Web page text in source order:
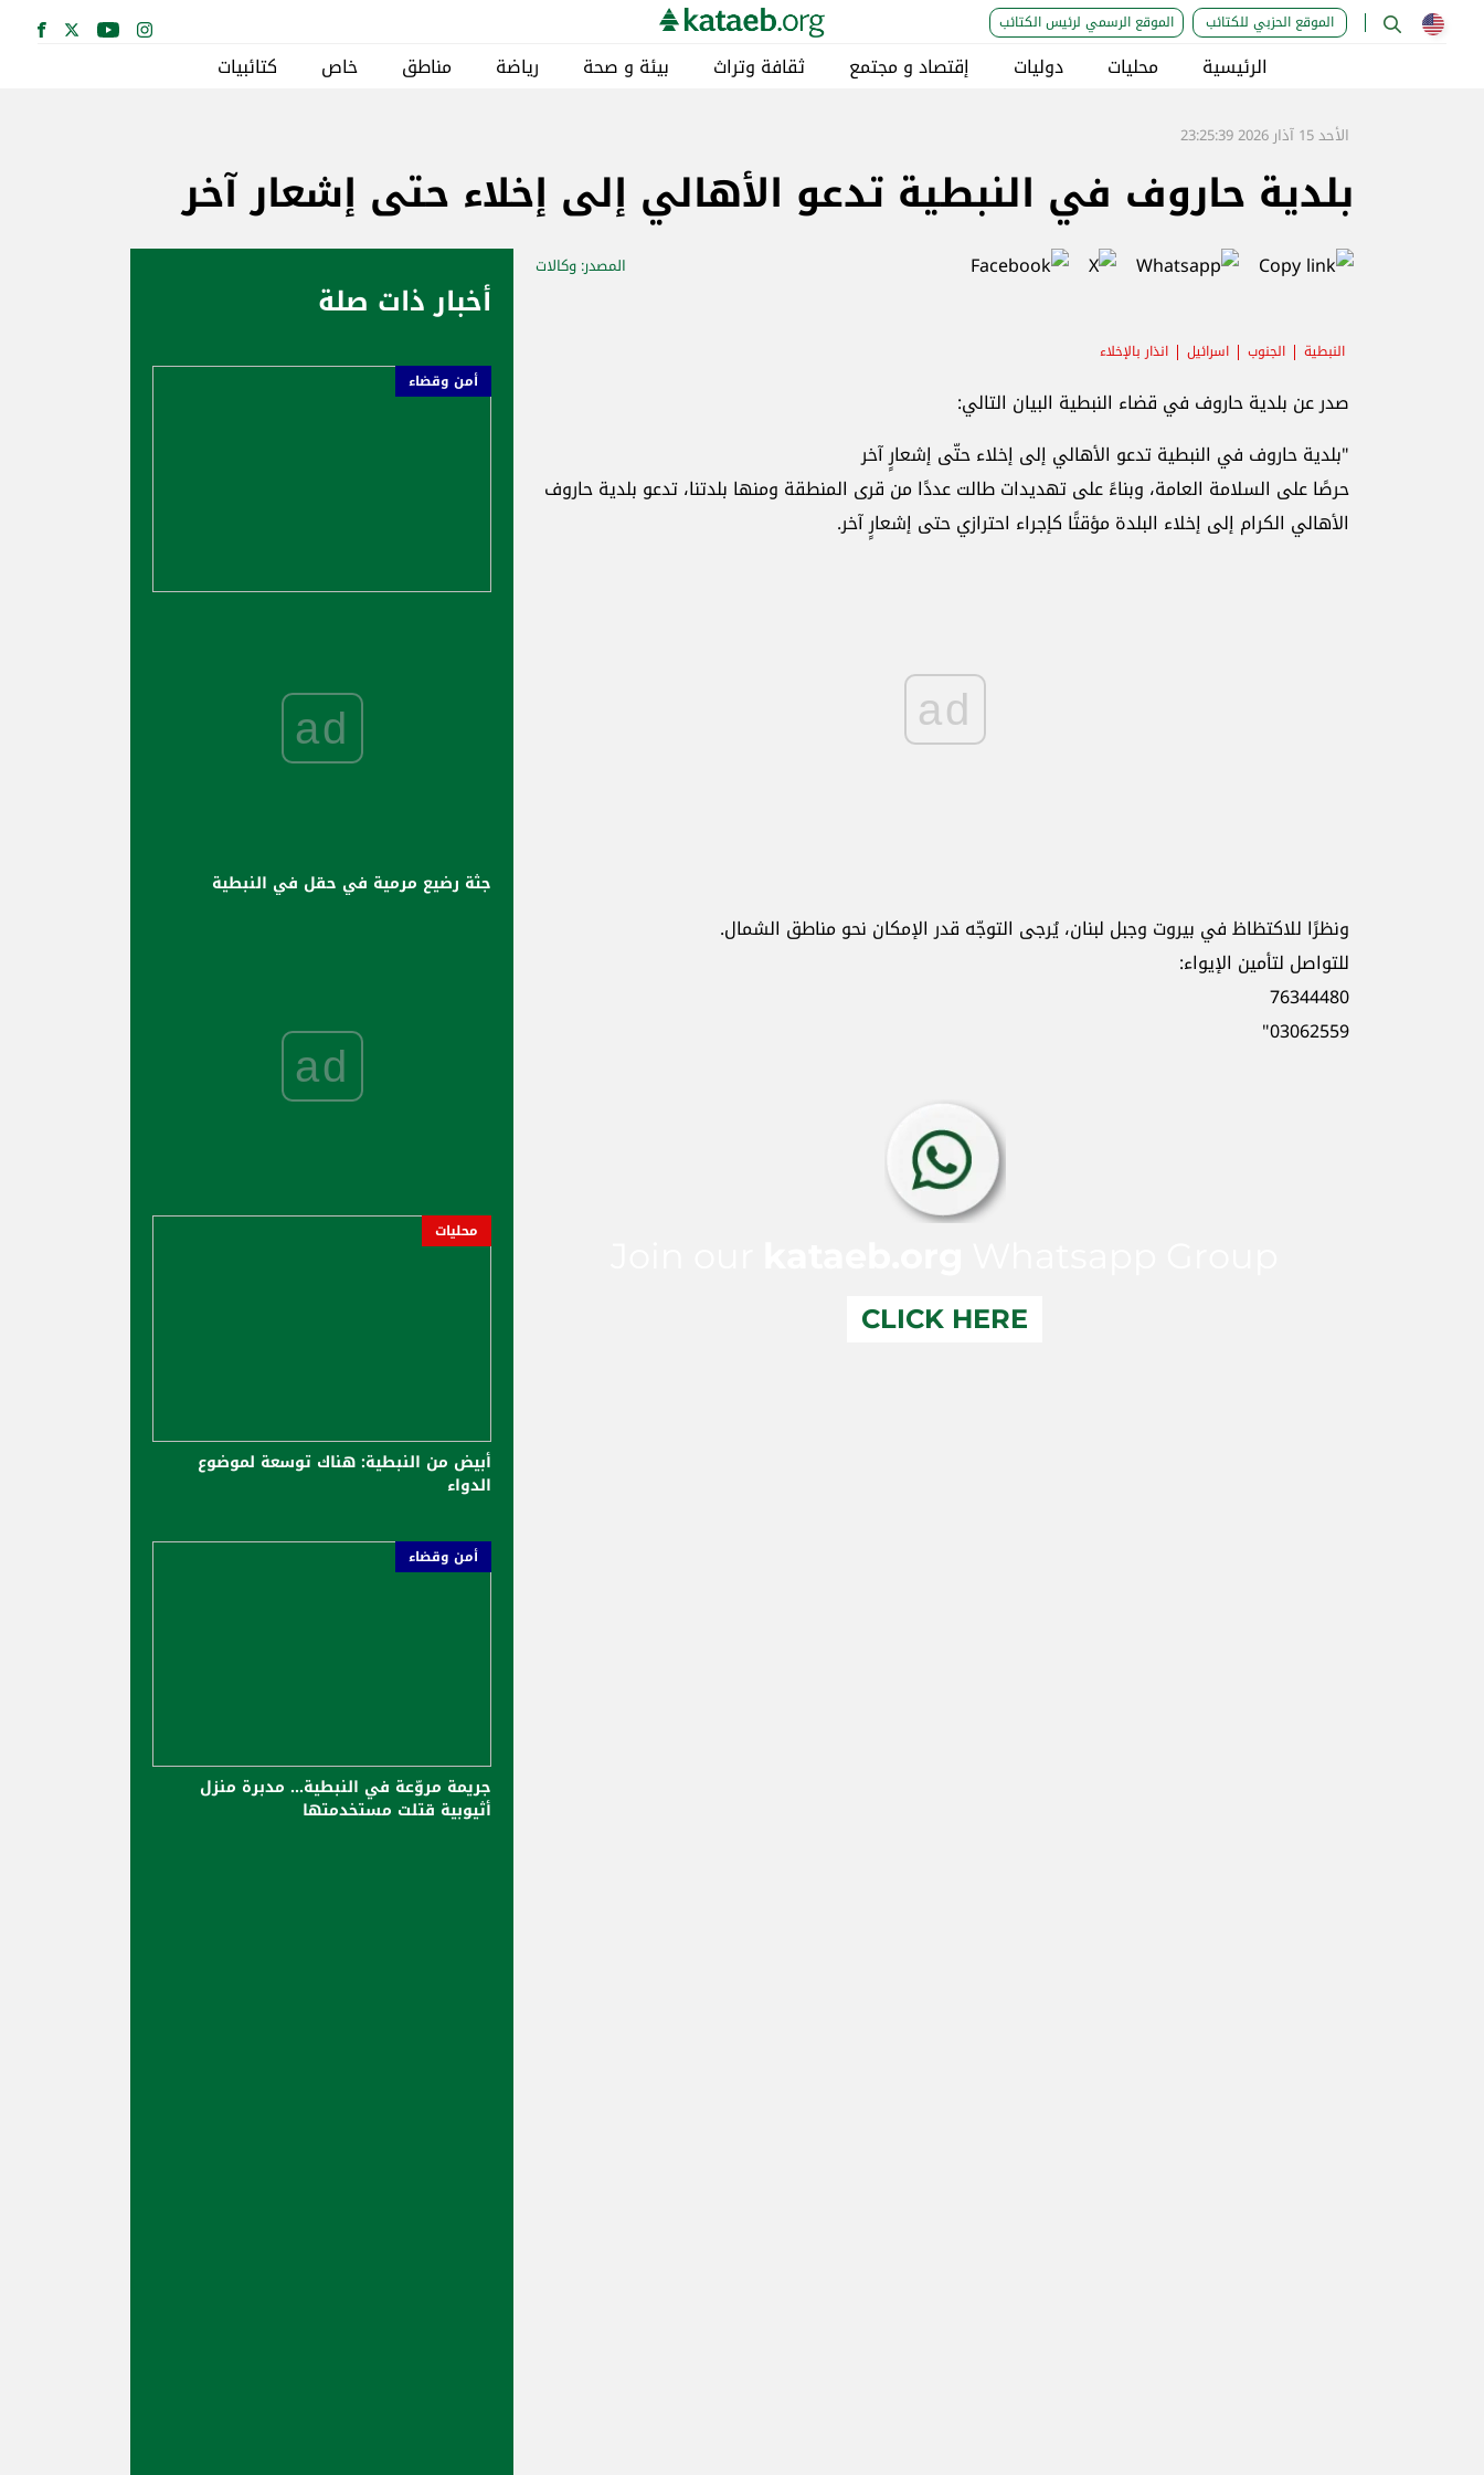
الموقع الحزبي للكتائب الموقع الرسمي لرئيس الكتائب
الرئيسية محليات دوليات إقتصاد و مجتمع ثقافة وتراث بيئة و صحة رياضة مناطق خاص كتائبيات
الأحد 15 آذار 2026 23:25:39
بلدية حاروف في النبطية تدعو الأهالي إلى إخلاء حتى إشعار آخر
المصدر: وكالات
النبطية الجنوب اسرائيل انذار بالإخلاء
صدر عن بلدية حاروف في قضاء النبطية البيان التالي:
"بلدية حاروف في النبطية تدعو الأهالي إلى إخلاء حتّى إشعارٍ آخر
حرصًا على السلامة العامة، وبناءً على تهديدات طالت عددًا من قرى المنطقة ومنها بلدتنا، تدعو بلدية حاروف
الأهالي الكرام إلى إخلاء البلدة مؤقتًا كإجراء احترازي حتى إشعارٍ آخر.
ad
ونظرًا للاكتظاظ في بيروت وجبل لبنان، يُرجى التوجّه قدر الإمكان نحو مناطق الشمال.
للتواصل لتأمين الإيواء:
76344480
03062559"
CLICK HERE
أخبار ذات صلة
أمن وقضاء
ad
جثة رضيع مرمية في حقل في النبطية
ad
محليات
أبيض من النبطية: هناك توسعة لموضوع
الدواء
أمن وقضاء
جريمة مروّعة في النبطية... مدبرة منزل
أثيوبية قتلت مستخدمتها